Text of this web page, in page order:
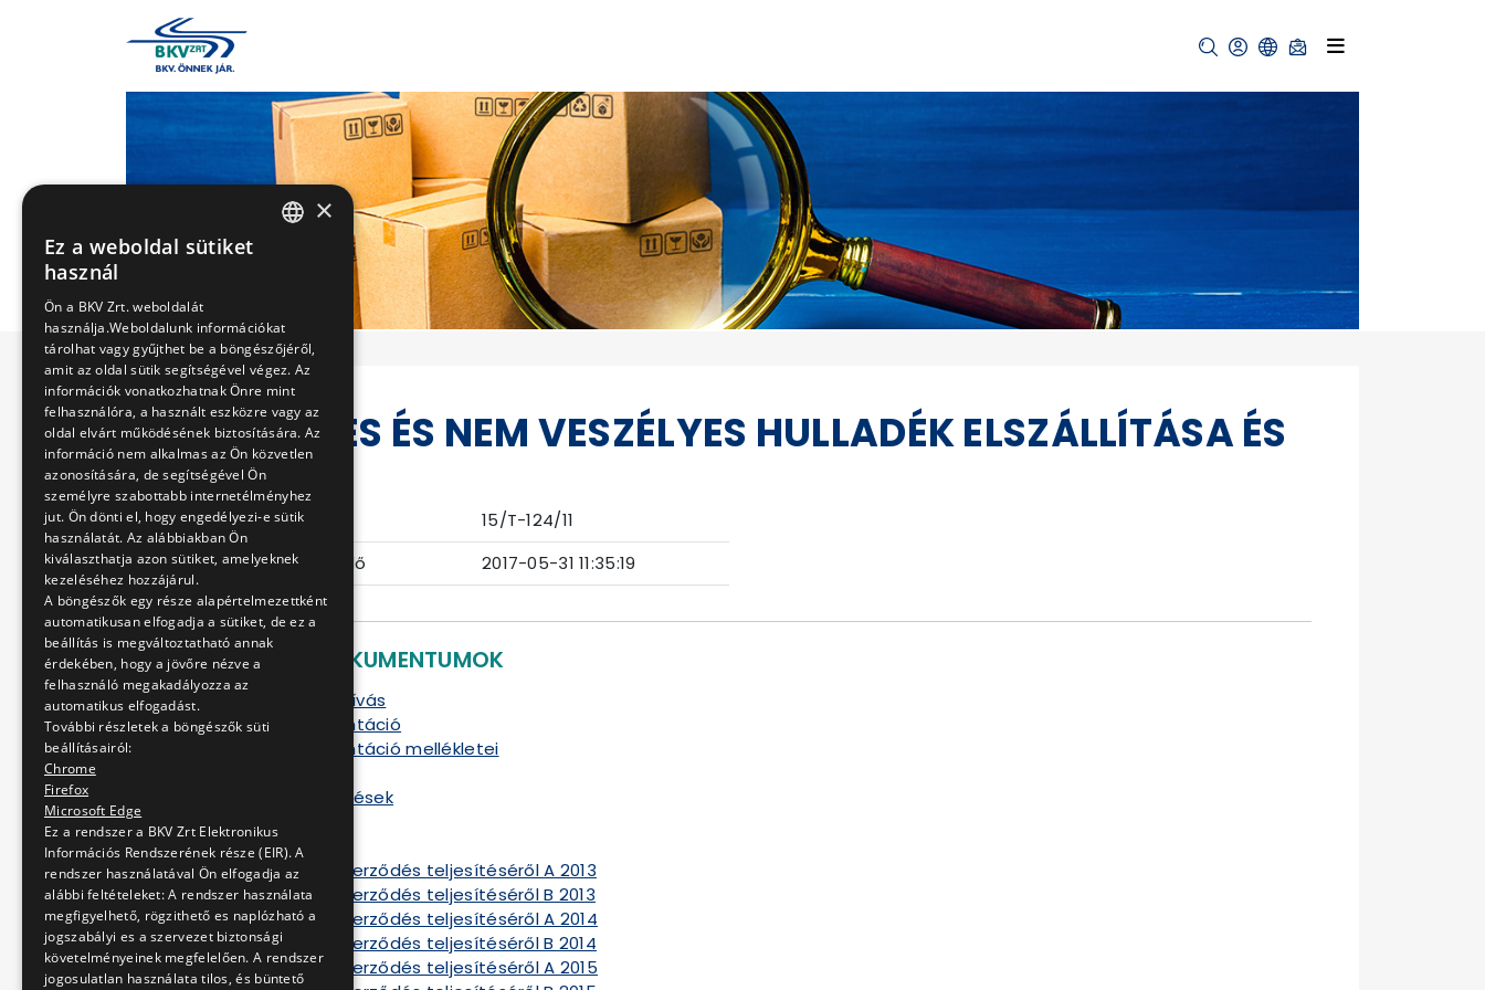
VESZÉLYES ÉS NEM VESZÉLYES HULLADÉK ELSZÁLLÍTÁSA ÉS
KEZELÉSE
Eljárás száma
15/T-124/11
Ajánlattételi határidő
2017-05-31 11:35:19
LETÖLTHETŐ DOKUMENTUMOK
Ajánlattételi felhívás
Ajánlati dokumentáció
Ajánlati dokumentáció mellékletei
Ajánlattevői kérdések
Szerződés A
Szerződés B
Tájékoztató a szerződés teljesítéséről A 2013
Tájékoztató a szerződés teljesítéséről B 2013
Tájékoztató a szerződés teljesítéséről A 2014
Tájékoztató a szerződés teljesítéséről B 2014
Tájékoztató a szerződés teljesítéséről A 2015
×
Ez a weboldal sütiket
használ
Ön a BKV Zrt. weboldalát
használja.Weboldalunk információkat
tárolhat vagy gyűjthet be a böngészőjéről,
amit az oldal sütik segítségével végez. Az
információk vonatkozhatnak Önre mint
felhasználóra, a használt eszközre vagy az
oldal elvárt működésének biztosítására. Az
információ nem alkalmas az Ön közvetlen
azonosítására, de segítségével Ön
személyre szabottabb internetélményhez
jut. Ön dönti el, hogy engedélyezi-e sütik
használatát. Az alábbiakban Ön
kiválaszthatja azon sütiket, amelyeknek
kezeléséhez hozzájárul.
A böngészők egy része alapértelmezettként
automatikusan elfogadja a sütiket, de ez a
beállítás is megváltoztatható annak
érdekében, hogy a jövőre nézve a
felhasználó megakadályozza az
automatikus elfogadást.
További részletek a böngészők süti
beállításairól:
Chrome
Firefox
Microsoft Edge
Ez a rendszer a BKV Zrt Elektronikus
Információs Rendszerének része (EIR). A
rendszer használatával Ön elfogadja az
alábbi feltételeket: A rendszer használata
megfigyelhető, rögzithető es naplózható a
jogszabályi es a szervezet biztonsági
követelményeinek megfelelően. A rendszer
jogosulatlan használata tilos, és büntető